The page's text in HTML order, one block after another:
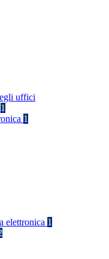
uffici
1
1
elettronica 1